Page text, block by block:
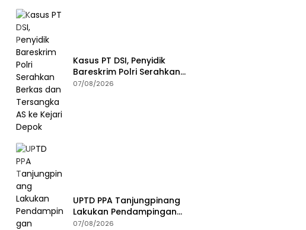
Kasus PT DSI, Penyidik
Bareskrim Polri Serahkan
Berkas dan Tersangka AS ke
07/08/2026
UPTD PPA Tanjungpinang
Lakukan Pendampingan
Intensif Siswi SMP Korban
07/08/2026